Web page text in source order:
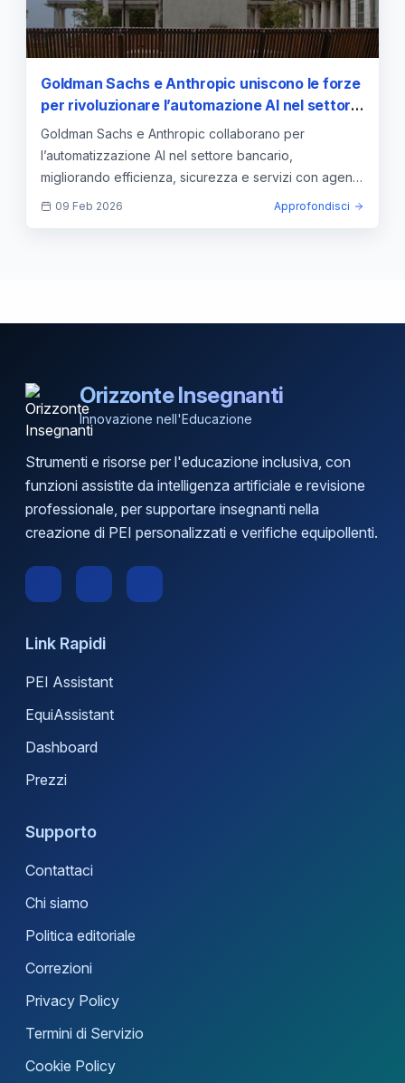
Goldman Sachs e Anthropic uniscono le forze
per rivoluzionare l’automazione AI nel settore
bancario
Goldman Sachs e Anthropic collaborano per
l’automatizzazione AI nel settore bancario,
migliorando efficienza, sicurezza e servizi con agenti
autonomi come Claude.
09 Feb 2026 Approfondisci
Orizzonte Insegnanti
Innovazione nell'Educazione
Strumenti e risorse per l'educazione inclusiva, con
funzioni assistite da intelligenza artificiale e revisione
professionale, per supportare insegnanti nella
creazione di PEI personalizzati e verifiche equipollenti.
Link Rapidi
PEI Assistant
EquiAssistant
Dashboard
Prezzi
Supporto
Contattaci
Chi siamo
Politica editoriale
Correzioni
Privacy Policy
Termini di Servizio
Cookie Policy